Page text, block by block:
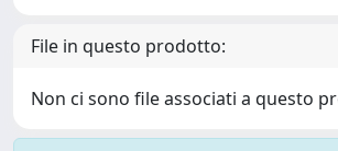
File in questo prodotto:
Non ci sono file associati a questo